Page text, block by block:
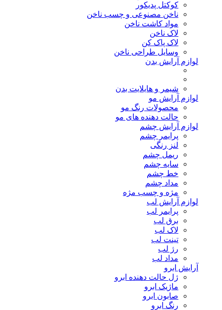
کوکتل پدیکور
ناخن مصنوعی و چسب ناخن
مواد کاشت ناخن
لاک ناخن
لاک پاک کن
وسایل طراحی ناخن
لوازم آرایش بدن
شیمر و هایلایت بدن
لوازم آرایش مو
محصولات رنگ مو
حالت دهنده های مو
لوازم آرایش چشم
پرایمر چشم
لنز رنگی
ریمل چشم
سایه چشم
خط چشم
مداد چشم
مژه و چسب مژه
لوازم آرایش لب
پرایمر لب
برق لب
لاک لب
تینت لب
رژ لب
مداد لب
آرایش ابرو
ژل حالت دهنده ابرو
ماژیک ابرو
صابون ابرو
رنگ ابرو